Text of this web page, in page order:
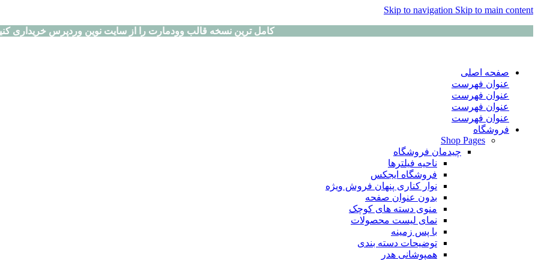
Skip to navigation Skip to main content
کامل ترین نسخه قالب وودمارت را از سایت نوین وردپرس خریداری
صفحه اصلی
عنوان فهرست
عنوان فهرست
عنوان فهرست
عنوان فهرست
فروشگاه
Shop Pages
چیدمان فروشگاه
ناحیه فیلترها
فروشگاه ایجکس
نوار کناری پنهان فروش ویژه
بدون عنوان صفحه
منوی دسته های کوچک
نمای لیست محصولات
با پس زمینه
توضیحات دسته بندی
همپوشانی هدر